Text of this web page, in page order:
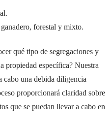
forestal y mixto.
qué tipo de segregaciones y
propiedad específica? Nuestra
cabo una debida diligencia
proporcionará claridad sobre
que se puedan llevar a cabo en